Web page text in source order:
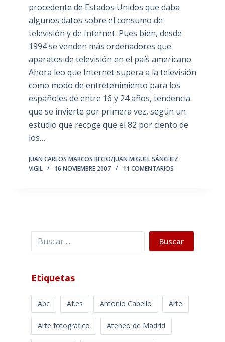
procedente de Estados Unidos que daba
algunos datos sobre el consumo de
televisión y de Internet. Pues bien, desde
1994 se venden más ordenadores que
aparatos de televisión en el país americano.
Ahora leo que Internet supera a la televisión
como modo de entretenimiento para los
españoles de entre 16 y 24 años, tendencia
que se invierte por primera vez, según un
estudio que recoge que el 82 por ciento de
los…
JUAN CARLOS MARCOS RECIO/JUAN MIGUEL SÁNCHEZ
VIGIL
16 NOVIEMBRE 2007 11 COMENTARIOS
Buscar Buscar
Etiquetas
Abc Af.es Antonio Cabello Arte
Arte fotográfico Ateneo de Madrid